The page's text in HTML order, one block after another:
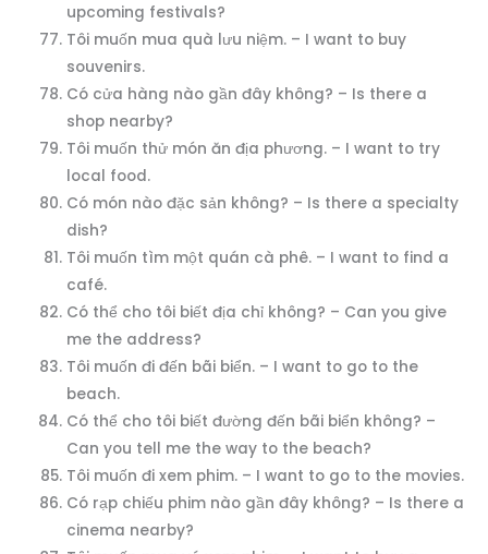
upcoming festivals?
Tôi muốn mua quà lưu niệm. – I want to buy
souvenirs.
Có cửa hàng nào gần đây không? – Is there a
shop nearby?
Tôi muốn thử món ăn địa phương. – I want to try
local food.
Có món nào đặc sản không? – Is there a specialty
dish?
Tôi muốn tìm một quán cà phê. – I want to find a
café.
Có thể cho tôi biết địa chỉ không? – Can you give
me the address?
Tôi muốn đi đến bãi biển. – I want to go to the
beach.
Có thể cho tôi biết đường đến bãi biển không? –
Can you tell me the way to the beach?
Tôi muốn đi xem phim. – I want to go to the movies.
Có rạp chiếu phim nào gần đây không? – Is there a
cinema nearby?